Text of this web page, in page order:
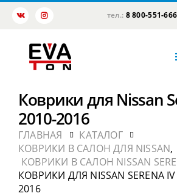
тел.: 8 800-551-
Коврики для Nissan
2010-2016
ГЛАВНАЯ
КАТАЛОГ
КОВРИКИ В САЛОН ДЛЯ NISSAN,
КОВРИКИ В САЛОН NISSAN
КОВРИКИ ДЛЯ NISSAN SERENA
2016